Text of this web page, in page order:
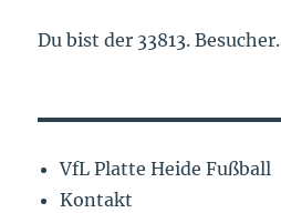
Du bist der 33813. Besucher.
VfL Platte Heide Fußball
Kontakt